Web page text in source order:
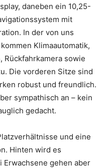
daneben ein 10,25-
mit
In der von uns
Klimaautomatik,
Rückfahrkamera sowie
Die vorderen Sitze sind
robust und freundlich.
sympathisch an – kein
gedacht.
und eine
Hinten wird es
gehen aber